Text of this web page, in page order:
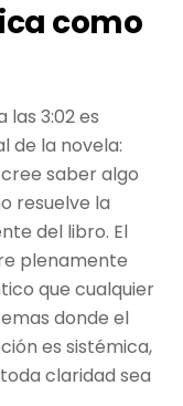
como
las 3:02 es
de la novela:
saber algo
resuelve la
del libro. El
plenamente
que cualquier
donde el
es sistémica,
claridad sea